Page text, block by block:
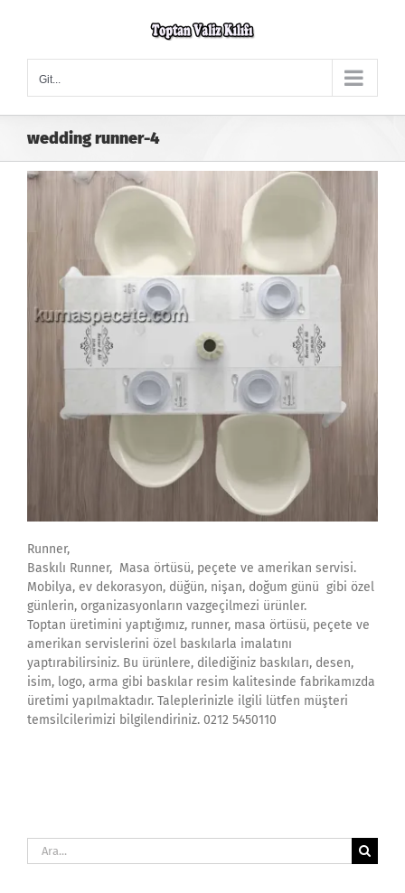
Git...
wedding runner-4
Runner,
Baskılı Runner, Masa örtüsü, peçete ve amerikan servisi.
Mobilya, ev dekorasyon, düğün, nişan, doğum günü gibi özel
günlerin, organizasyonların vazgeçilmezi ürünler.
Toptan üretimini yaptığımız, runner, masa örtüsü, peçete ve
amerikan servislerini özel baskılarla imalatını
yaptırabilirsiniz. Bu ürünlere, dilediğiniz baskıları, desen,
isim, logo, arma gibi baskılar resim kalitesinde fabrikamızda
üretimi yapılmaktadır. Taleplerinizle ilgili lütfen müşteri
temsilcilerimizi bilgilendiriniz. 0212 5450110
Ara: